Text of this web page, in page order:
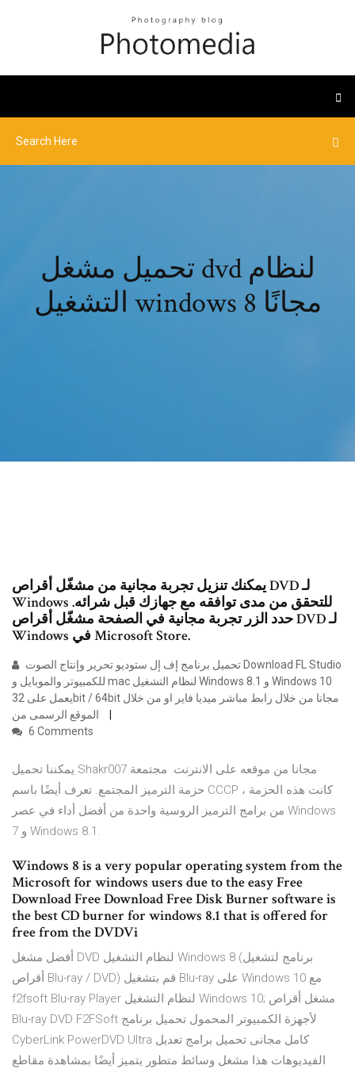
تحميل مشغل dvd لنظام
التشغيل windows 8 مجانًا
يمكنك تنزيل تجربة مجانية من مشغّل أقراص DVD لـ
Windows للتحقق من مدى توافقه مع جهازك قبل شرائه.
حدد الزر تجربة مجانية في الصفحة مشغّل أقراص DVD لـ
Windows في Microsoft Store.
للكمبيوتر والموبايل و mac لنظام التشغيل Windows 8.1 و Windows 10
يعمل على 32bit / 64bit مجانا من خلال رابط مباشر ميديا فاير او من خلال
6 Comments
يمكننا تحميل Shakr007 مجانا من موقعه على الانترنت. مجتمعة
حزمة الترميز المجتمع. تعرف أيضًا باسم CCCP ، كانت هذه الحزمة
من برامج الترميز الروسية واحدة من أفضل أداء في عصر Windows
7 و Windows 8.1.
Windows 8 is a very popular operating system from the
Microsoft for windows users due to the easy Free
Download Free Download Free Disk Burner software is
the best CD burner for windows 8.1 that is offered for
free from the DVDVi
أفضل مشغل DVD لنظام التشغيل Windows 8 (برنامج لتشغيل
أقراص Blu-ray / DVD) قم بتشغيل Blu-ray على Windows 10 مع
f2fsoft Blu-ray Player لنظام التشغيل Windows 10; مشغل أقراص
Blu-ray DVD F2FSoft لأجهزة الكمبيوتر المحمول تحميل برنامج
CyberLink PowerDVD Ultra كامل مجانى تحميل برامج تعديل
الفيديوهات هذا مشغل وسائط متطور يتميز أيضًا بمشاهدة مقاطع